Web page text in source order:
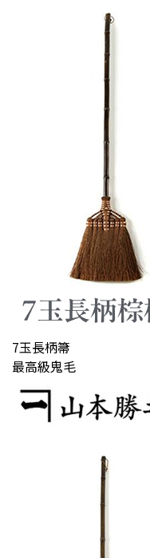
7玉長柄箒
最高級鬼毛